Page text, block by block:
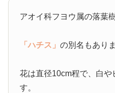
アオイ科フヨウ属の落葉
「ハチス」の別名もありま
花は直径10cm程で、白や
す。